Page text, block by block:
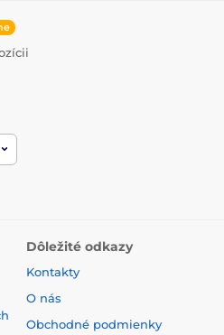
Dôležité odkazy
Kontakty
O nás
Obchodné podmienky